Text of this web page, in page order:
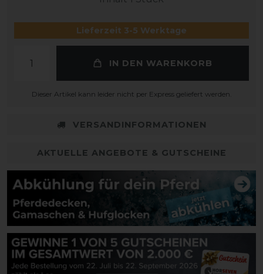
Lieferzeit 3-5 Werktage
IN DEN WARENKORB
Dieser Artikel kann leider nicht per Express geliefert werden.
VERSANDINFORMATIONEN
AKTUELLE ANGEBOTE & GUTSCHEINE